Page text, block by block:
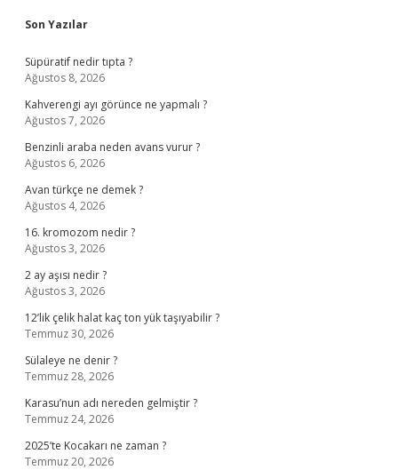
Sidebar
Son Yazılar
Süpüratif nedir tıpta ?
Ağustos 8, 2026
Kahverengi ayı görünce ne yapmalı ?
Ağustos 7, 2026
Benzinli araba neden avans vurur ?
Ağustos 6, 2026
Avan türkçe ne demek ?
Ağustos 4, 2026
16. kromozom nedir ?
Ağustos 3, 2026
2 ay aşısı nedir ?
Ağustos 3, 2026
12’lik çelik halat kaç ton yük taşıyabilir ?
Temmuz 30, 2026
Sülaleye ne denir ?
Temmuz 28, 2026
Karasu’nun adı nereden gelmiştir ?
Temmuz 24, 2026
2025’te Kocakarı ne zaman ?
Temmuz 20, 2026